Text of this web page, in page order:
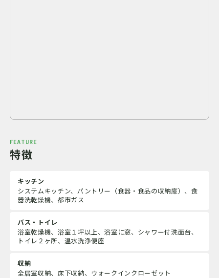
FEATURE
特徴
キッチン
システムキッチン、パントリー（食器・食品の収納庫）、食
器洗乾燥機、都市ガス
バス・トイレ
浴室乾燥機、浴室１坪以上、浴室に窓、シャワー付洗面台、
トイレ２ヶ所、温水洗浄便座
収納
全居室収納、床下収納、ウォークインクローゼット